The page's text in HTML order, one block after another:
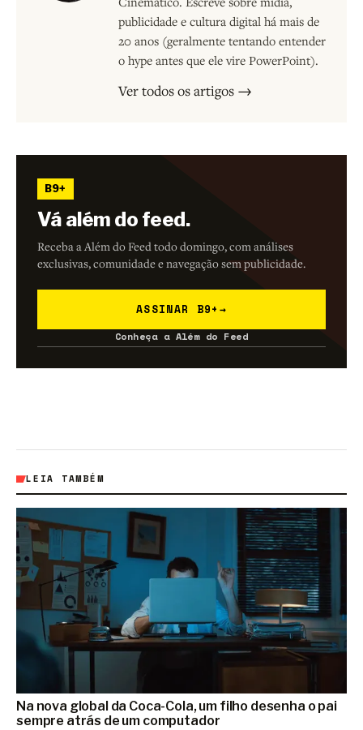
publicidade e cultura digital há mais de
20 anos (geralmente tentando entender
o hype antes que ele vire PowerPoint).
Ver todos os artigos →
B9+
Vá além do feed.
Receba a Além do Feed todo domingo, com análises
exclusivas, comunidade e navegação sem publicidade.
ASSINAR B9+ →
Conheça a Além do Feed
LEIA TAMBÉM
Na nova global da Coca-Cola, um filho desenha o pai
sempre atrás de um computador